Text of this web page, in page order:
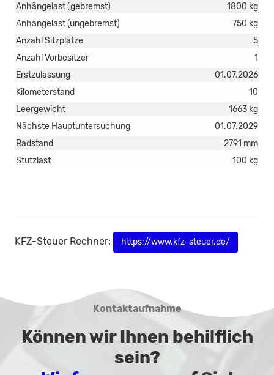
Anhängelast (gebremst)
1800 kg
Anhängelast (ungebremst)
750 kg
Anzahl Sitzplätze
5
Anzahl Vorbesitzer
1
Erstzulassung
01.07.2026
Kilometerstand
10
Leergewicht
1663 kg
Nächste Hauptuntersuchung
01.07.2029
Radstand
2791 mm
Stützlast
100 kg
KFZ-Steuer Rechner: https://www.kfz-steuer.de/
Kontaktaufnahme
Können wir Ihnen behilflich
sein?